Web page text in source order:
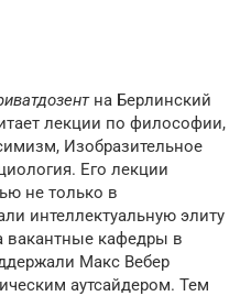
на Берлинский
лекции по философии,
Изобразительное
Его лекции
не только в
интеллектуальную элиту
вакантные кафедры в
Макс Вебер
аутсайдером. Тем